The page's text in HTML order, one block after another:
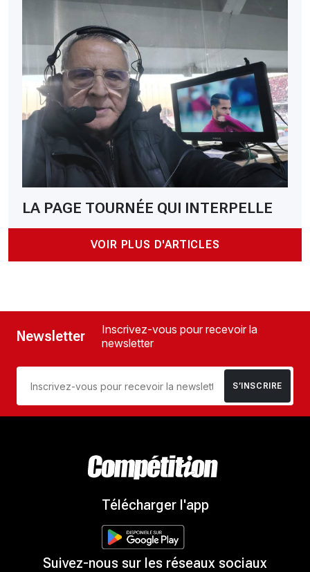
LA PAGE TOURNÉE QUI INTERPELLE
VOIR PLUS D'ARTICLES
Newsletter
Inscrivez-vous pour recevoir la
newsletter
S’INSCRIRE
Télécharger l'app
Suivez-nous sur les réseaux sociaux